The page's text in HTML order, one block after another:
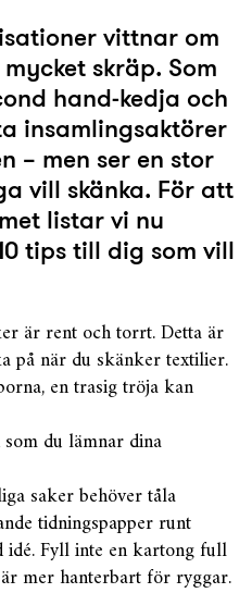
vittnar om
skräp. Som
hand-kedja och
insamlingsaktörer
– men ser en stor
vill skänka. För att
listar vi nu
tips till dig som vill
är rent och torrt. Detta är
på när du skänker textilier.
en trasig tröja kan
du lämnar dina
saker behöver tåla
tidningspapper runt
idé. Fyll inte en kartong full
mer hanterbart för ryggar.